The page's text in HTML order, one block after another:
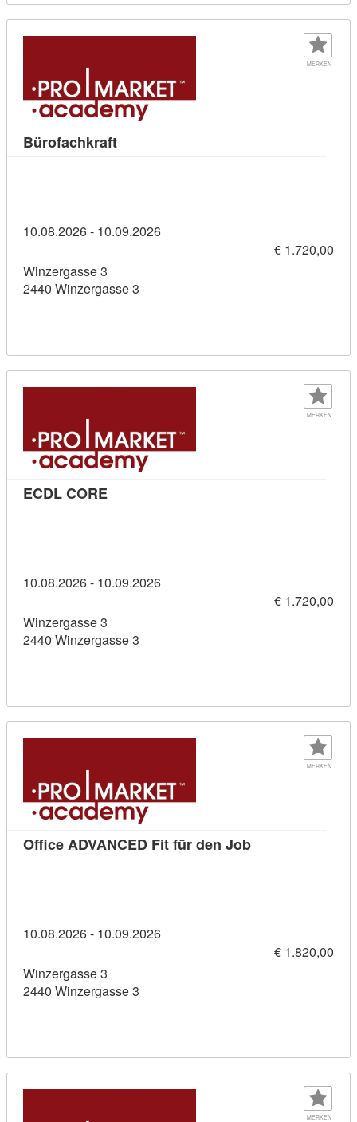
MERKEN
BürofachkraftKursdetail: Bürofachkraft (11436286)
10.08.2026 - 10.09.2026
€ 1.720,00
Winzergasse 3
2440 Winzergasse 3
MERKEN
ECDL CORE
10.08.2026 - 10.09.2026
€ 1.720,00
Winzergasse 3
2440 Winzergasse 3
MERKEN
Office ADVANCED Fit für den JobKursdetail:
10.08.2026 - 10.09.2026
€ 1.820,00
Winzergasse 3
2440 Winzergasse 3
MERKEN